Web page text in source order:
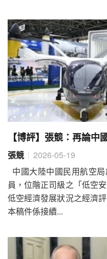
【博評】張競：再論中
張競
2026-05-19
中國大陸中國民用航空
員，位階正司級之「低空
低空經濟發展狀況之經濟
本稿件係接續...